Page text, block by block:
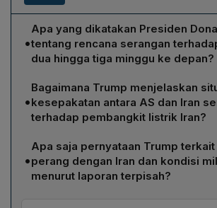
•
Apa yang dikatakan Presiden
tentang rencana serangan
dua hingga tiga minggu ke depan?
Trump menyatakan bahwa Amerika
"menyerang mereka dengan sangat
hingga tiga minggu ke depan" dan
serangan tersebut akan "membawa
zaman batu, tempat mereka
sebagaimana disiarkan melalui kanal
Putih pada Kamis, 2 April.
•
Bagaimana Trump menjelaskan
kesepakatan antara AS dan Iran
terhadap pembangkit listrik Iran?
Trump menegaskan bahwa belum
kesepakatan apa pun antara kedua
memperingatkan bahwa bila tidak ada
akan menyerang "setiap pembangkit
•
Apa saja pernyataan Trump
perang dengan Iran dan kondisi
menurut laporan terpisah?
Dalam pernyataan lain, Trump